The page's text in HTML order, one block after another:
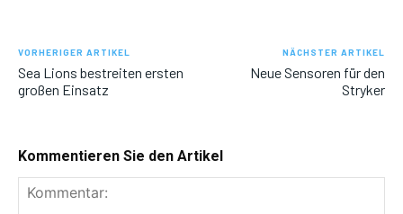
VORHERIGER ARTIKEL
Sea Lions bestreiten ersten
großen Einsatz
NÄCHSTER ARTIKEL
Neue Sensoren für den
Stryker
Kommentieren Sie den Artikel